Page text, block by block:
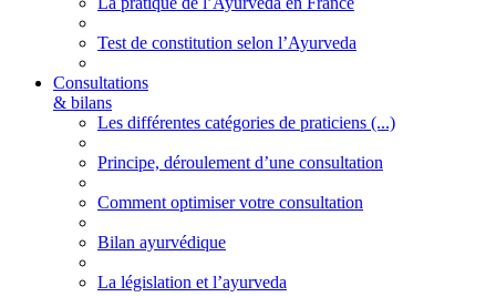
Test de constitution selon l’Ayurveda
Consultations
& bilans
Les différentes catégories de praticiens (...)
Principe, déroulement d’une consultation
Comment optimiser votre consultation
Bilan ayurvédique
La législation et l’ayurveda